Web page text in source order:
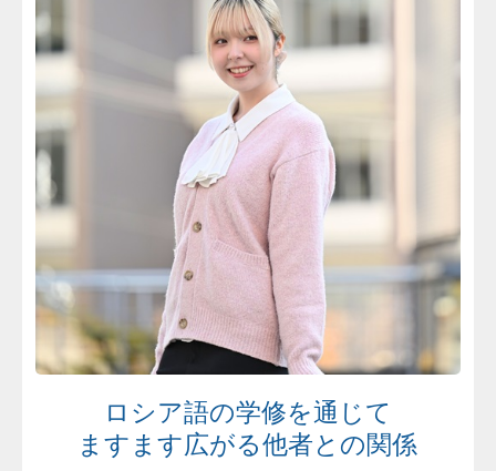
ロシア語の学修を通じて
ますます広がる他者との関係